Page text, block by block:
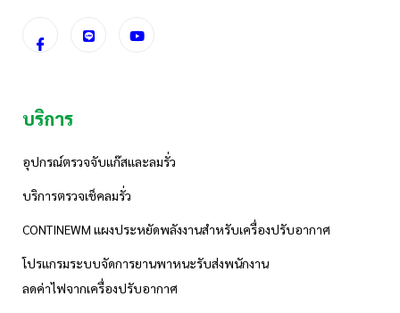
บริการ
อุปกรณ์ตรวจจับแก๊สและลมรั่ว
บริการตรวจเช็คลมรั่ว
CONTINEWM แผงประหยัดพลังงานสำหรับเครื่องปรับอากาศ
โปรแกรมระบบจัดการยานพาหนะรับส่งพนักงาน
ลดค่าไฟจากเครื่องปรับอากาศ